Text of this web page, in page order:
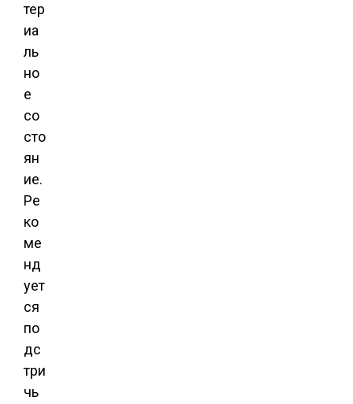
тер
иа
ль
но
е
со
сто
ян
ие.
Ре
ко
ме
нд
ует
ся
по
дс
три
чь